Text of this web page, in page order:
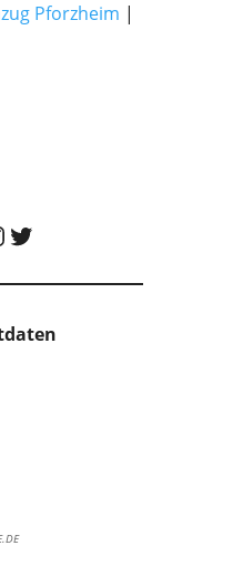
Pforzheim |
auf Facebook besuchenauf Instagram besuchen
Albatros Umzugsunternehmen auf Twitter besuchen